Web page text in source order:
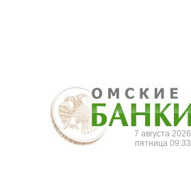
7 августа 2026
пятница 09:33